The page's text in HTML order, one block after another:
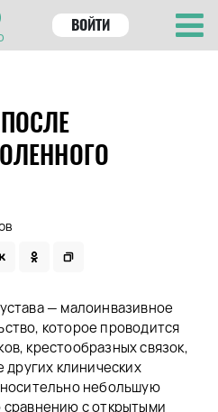
ВОЙТИ
— малоинвазивное
которое проводится
крестообразных связок,
других клинических
небольшую
с открытыми